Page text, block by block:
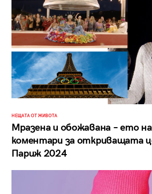
НЕЩАТА ОТ ЖИВОТА
Мразена и обожавана – ето
коментари за откриващата
Париж 2024